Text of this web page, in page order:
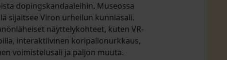
dopingskandaaleihin. Museossa
sijaitsee Viron urheilun kunniasali.
näyttelykohteet, kuten VR-
interaktiivinen koripallonurkkaus,
voimistelusali ja paljon muuta.